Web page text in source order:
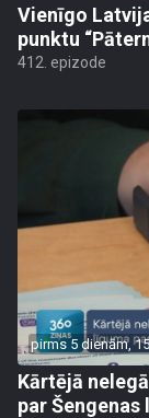
Vienīgo
punktu
412. epizode
pirms 5 dienām,
Kārtējā
par Šengenas